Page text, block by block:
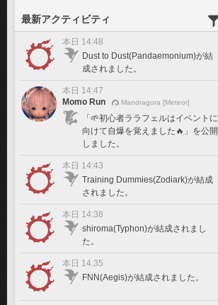
最新アクティビティ
本日 14:48
Dust to Dust(Pandaemonium)が結
成されました。
本日 14:47
Momo Run
Mandragora [Meteor]
「🌱初心者ララフェルはイベントに
向けて自爆を覚えました🔥」を公開
しました。
本日 14:43
Training Dummies(Zodiark)が結成
されました。
本日 14:38
shiroma(Typhon)が結成されまし
た。
本日 14:35
FNN(Aegis)が結成されました。